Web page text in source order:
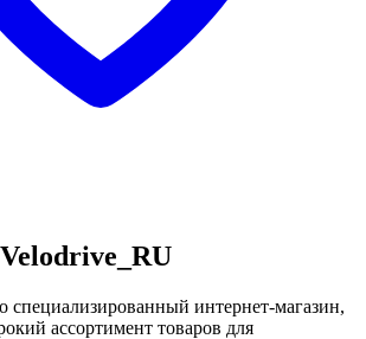
интернет-магазин,
ассортимент товаров для